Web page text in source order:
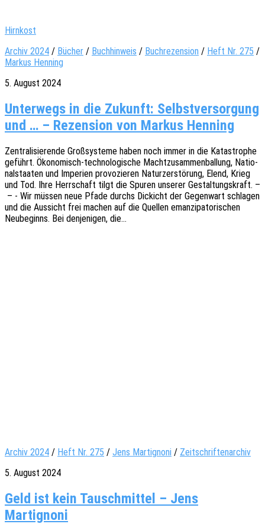
Hirnkost
Archiv 2024 / Bücher / Buchhinweis / Buchrezension / Heft Nr. 275 /
Markus Henning
5. August 2024
Unterwegs in die Zukunft: Selbstversorgung
und … – Rezension von Markus Henning
Zentra­li­sie­ren­de Groß­sys­te­me haben noch immer in die Kata­stro­phe
geführt. Ökon­o­­­misch-tech­­no­­lo­­gi­­sche Macht­zu­sam­men­bal­lung, Natio­
nal­staa­ten und Impe­ri­en provo­zie­ren Natur­zer­stö­rung, Elend, Krieg
und Tod. Ihre Herr­schaft tilgt die Spuren unse­rer Gestal­tungs­kraft. –
– - Wir müssen neue Pfade durchs Dickicht der Gegen­wart schla­gen
und die Aussicht frei machen auf die Quel­len eman­zi­pa­to­ri­schen
Neube­ginns. Bei denje­ni­gen, die…
Archiv 2024 / Heft Nr. 275 / Jens Martignoni / Zeitschriftenarchiv
5. August 2024
Geld ist kein Tauschmittel – Jens
Martignoni